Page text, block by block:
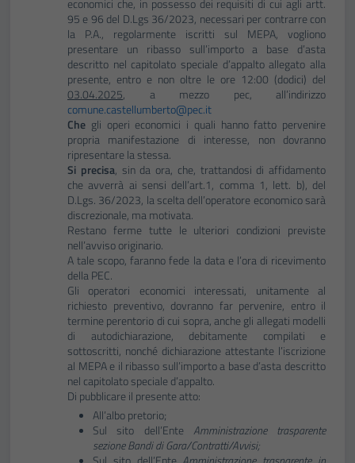
economici che, in possesso dei requisiti di cui agli artt.
95 e 96 del D.Lgs 36/2023, necessari per contrarre con
la P.A., regolarmente iscritti sul MEPA, vogliono
presentare un ribasso sull’importo a base d’asta
descritto nel capitolato speciale d’appalto allegato alla
presente, entro e non oltre le ore 12:00 (dodici) del
03.04.2025, a mezzo pec, all’indirizzo
comune.castellumberto@pec.it
Che gli operi economici i quali hanno fatto pervenire
propria manifestazione di interesse, non dovranno
ripresentare la stessa.
Si precisa, sin da ora, che, trattandosi di affidamento
che avverrà ai sensi dell’art.1, comma 1, lett. b), del
D.Lgs. 36/2023, la scelta dell’operatore economico sarà
discrezionale, ma motivata.
Restano ferme tutte le ulteriori condizioni previste
nell’avviso originario.
A tale scopo, faranno fede la data e l’ora di ricevimento
della PEC.
Gli operatori economici interessati, unitamente al
richiesto preventivo, dovranno far pervenire, entro il
termine perentorio di cui sopra, anche gli allegati modelli
di autodichiarazione, debitamente compilati e
sottoscritti, nonché dichiarazione attestante l’iscrizione
al MEPA e il ribasso sull’importo a base d’asta descritto
nel capitolato speciale d’appalto.
Di pubblicare il presente atto:
All’albo pretorio;
Sul sito dell’Ente Amministrazione
trasparente
sezioneBandi di Gara/Contratti/Avvisi;